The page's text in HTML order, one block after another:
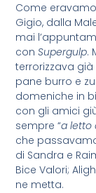
Come
Gigio, dalla
mai
conSupergulp.
terrorizzava
pane burro e
domeniche in
con gli amici
sempre “a letto
che
di Sandra e
Bice Valori;
ne metta.